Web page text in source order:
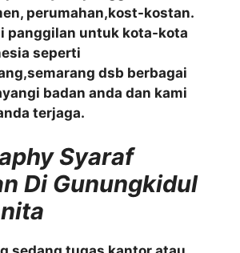
perumahan,kost-kostan.
panggilan untuk kota-kota
seperti
dsb berbagai
badan anda dan kami
terjaga.
Syaraf
Di Gunungkidul